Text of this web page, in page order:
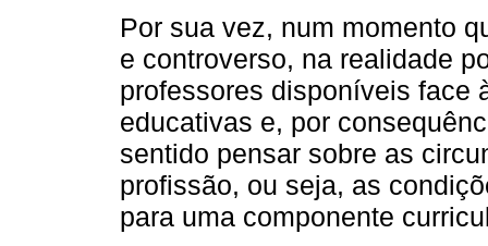
Por sua vez, num momento
e controverso, na realidade
professores disponíveis face
educativas e, por
sentido pensar sobre as
profissão, ou seja, as
para uma componente